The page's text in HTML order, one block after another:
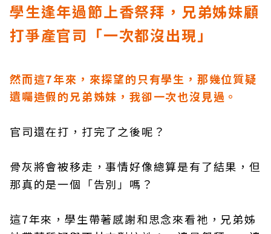
學生逢年過節上香祭拜，兄弟姊妹顧
打爭產官司「一次都沒出現」
然而這7年來，來探望的只有學生，那幾位質疑
遺囑造假的兄弟姊妹，我卻一次也沒見過。
官司還在打，打完了之後呢？
骨灰將會被移走，事情好像總算是有了結果，但
那真的是一個「告別」嗎？
這7年來，學生帶著感謝和思念來看祂，兄弟姊